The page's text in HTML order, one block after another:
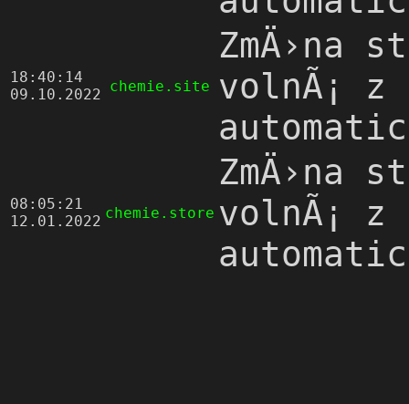
18:40:14
09.10.2022 chemie.site
ZmÄ›na
volnÃ¡ z
08:05:21
12.01.2022 chemie.store
ZmÄ›na
volnÃ¡ z